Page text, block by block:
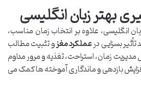
بهتر زبان انگلیسی
انگلیسی، علاوه بر انتخاب زمان مناسب،
بسزایی درعملکرد مغزو تثبیت مطالب
زمان، استراحت، تغذیه و مرور مداوم
بازدهی و ماندگاری آموخته ها کمک می